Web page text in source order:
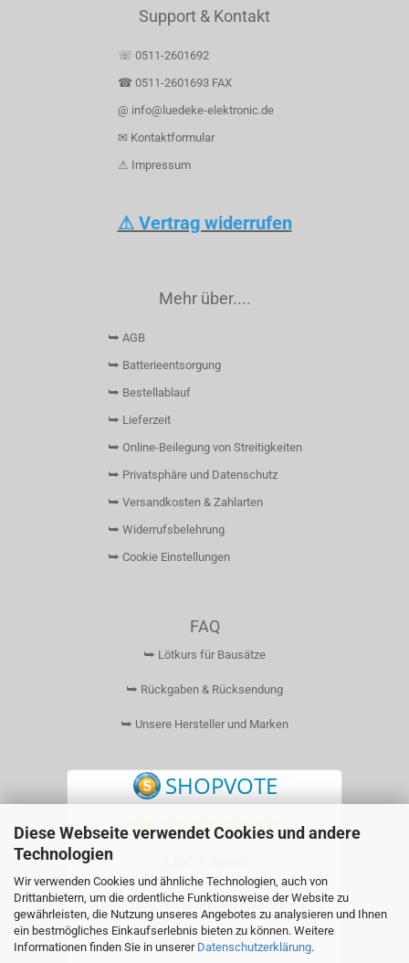
Diese Webseite verwendet Cookies und andere
Technologien
Wir verwenden Cookies und ähnliche Technologien, auch von
Drittanbietern, um die ordentliche Funktionsweise der Website zu
gewährleisten, die Nutzung unseres Angebotes zu analysieren und Ihnen
ein bestmögliches Einkaufserlebnis bieten zu können. Weitere
Informationen finden Sie in unserer Datenschutzerklärung.
Support & Kontakt
☏ 0511-2601692
☎ 0511-2601693 FAX
@ info@luedeke-elektronic.de
✉ Kontaktformular
⚠ Impressum
⚠ Vertrag widerrufen
Mehr über....
⮩ AGB
⮩ Batterieentsorgung
⮩ Bestellablauf
⮩ Lieferzeit
⮩ Online-Beilegung von Streitigkeiten
⮩ Privatsphäre und Datenschutz
⮩ Versandkosten & Zahlarten
⮩ Widerrufsbelehrung
⮩ Cookie Einstellungen
FAQ
⮩ Lötkurs für Bausätze
⮩ Rückgaben & Rücksendung
⮩ Unsere Hersteller und Marken